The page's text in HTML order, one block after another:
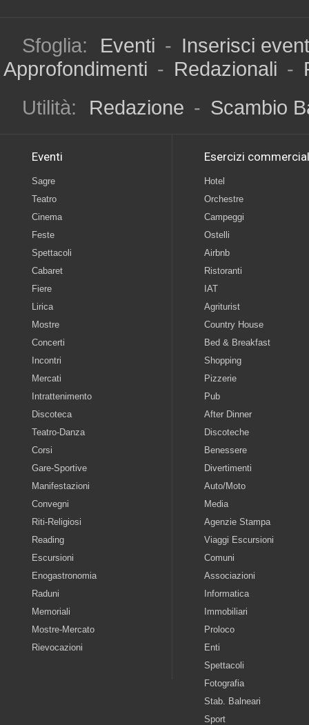
Sfoglia: Eventi - Inserisci
Approfondimenti - Redazionali -
Utilità:
Redazione - Scambio
Eventi
Sagre
Teatro
Cinema
Feste
Spettacoli
Cabaret
Fiere
Lirica
Mostre
Concerti
Incontri
Mercati
Intrattenimento
Discoteca
Teatro-Danza
Corsi
Gare-Sportive
Manifestazioni
Convegni
Riti-Religiosi
Reading
Escursioni
Enogastronomia
Raduni
Memoriali
Mostre-Mercato
Rievocazioni
Esercizi
Hotel
Orchestre
Campeggi
Ostelli
Airbnb
Ristoranti
IAT
Agriturist
Country House
Bed & Breakfast
Shopping
Pizzerie
Pub
After Dinner
Discoteche
Benessere
Divertimenti
Auto/Moto
Media
Agenzie Stampa
Viaggi Escursioni
Comuni
Associazioni
Informatica
Immobiliari
Proloco
Enti
Spettacoli
Fotografia
Stab. Balneari
Sport